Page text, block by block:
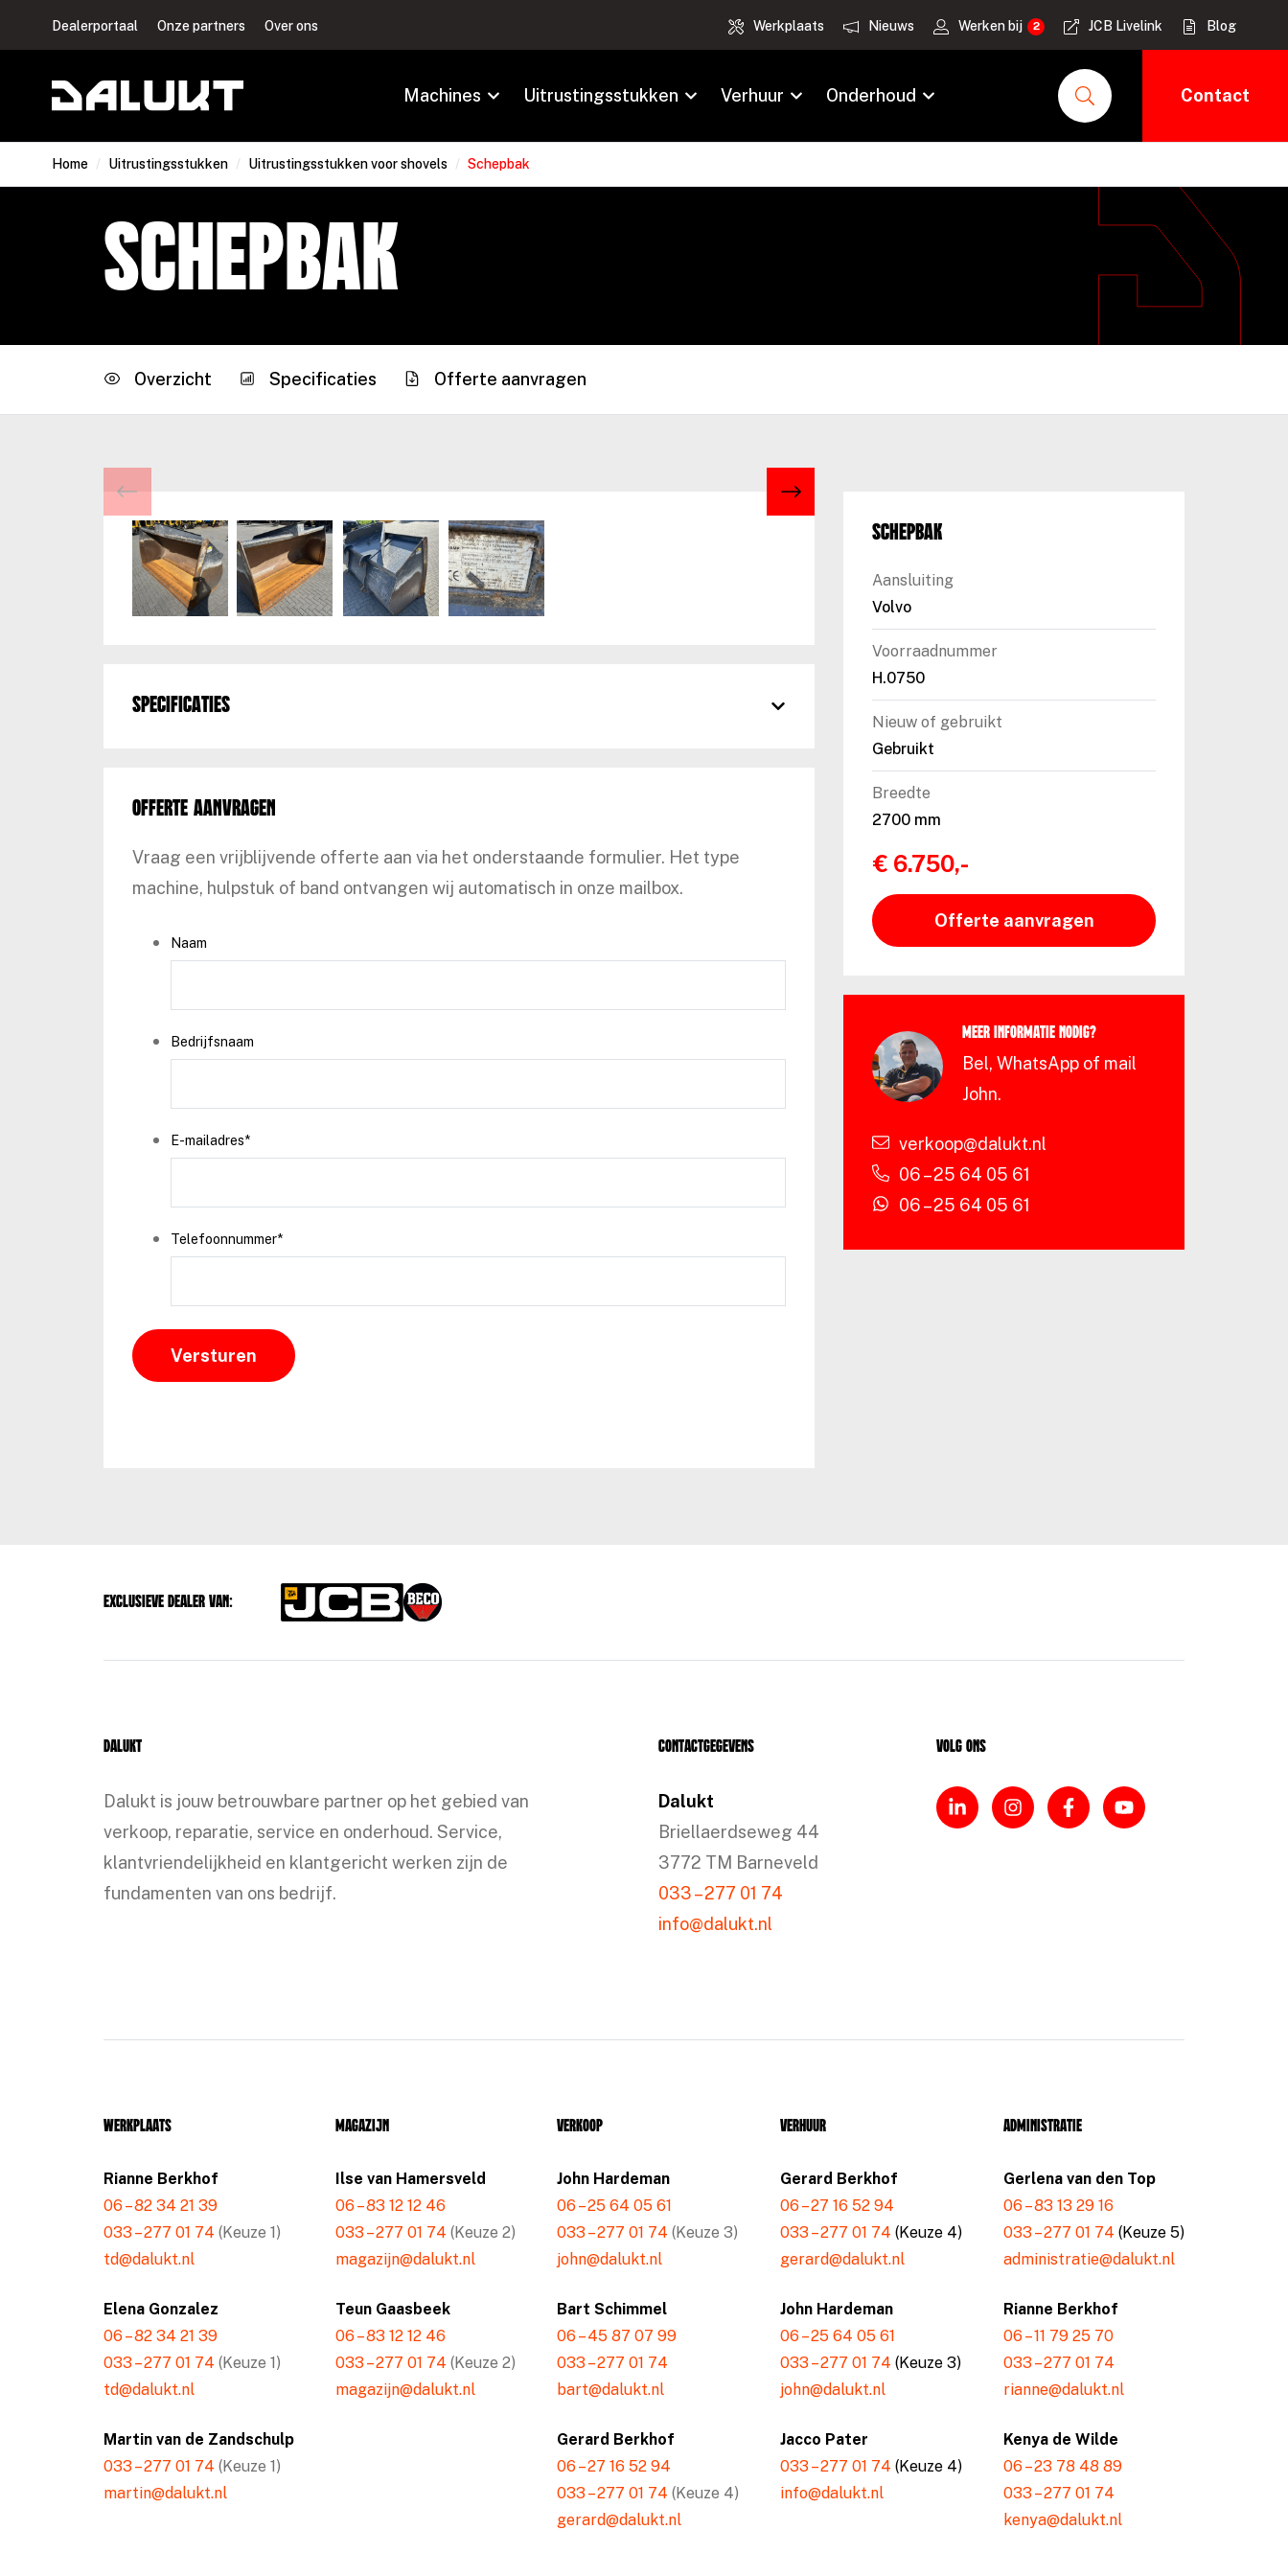
Dealerportaal Onze partners Over ons Werkplaats Nieuws Werken bij JCB Livelink Blog
Machines Uitrustingsstukken Verhuur Onderhoud Contact
Home / Uitrustingsstukken / Uitrustingsstukken voor shovels / Schepbak
Schepbak
Overzicht Specificaties Offerte aanvragen
Specificaties
Offerte aanvragen
Vraag een vrijblijvende offerte aan via het onderstaande formulier. Het type
machine, hulpstuk of band ontvangen wij automatisch in onze mailbox.
Naam
Bedrijfsnaam
E-mailadres*
Telefoonnummer*
Schepbak
Aansluiting
Volvo
Voorraadnummer
H.0750
Nieuw of gebruikt
Gebruikt
Breedte
2700 mm
€ 6.750,-
Offerte aanvragen
Meer informatie nodig?
Bel, WhatsApp of mail
John.
verkoop@dalukt.nl
06 – 25 64 05 61
06 – 25 64 05 61
Exclusieve dealer van:
Dalukt
Dalukt is jouw betrouwbare partner op het gebied van
verkoop, reparatie, service en onderhoud. Service,
klantvriendelijkheid en klantgericht werken zijn de
fundamenten van ons bedrijf.
Contactgegevens
Dalukt
Briellaerdseweg 44
3772 TM Barneveld
033 – 277 01 74
info@dalukt.nl
Volg ons
Werkplaats
Rianne Berkhof
06 – 82 34 21 39
033 – 277 01 74 (Keuze 1)
td@dalukt.nl
Elena Gonzalez
06 – 82 34 21 39
033 – 277 01 74 (Keuze 1)
td@dalukt.nl
Martin van de Zandschulp
033 – 277 01 74 (Keuze 1)
martin@dalukt.nl
Magazijn
Ilse van Hamersveld
06 – 83 12 12 46
033 – 277 01 74 (Keuze 2)
magazijn@dalukt.nl
Teun Gaasbeek
06 – 83 12 12 46
033 – 277 01 74 (Keuze 2)
magazijn@dalukt.nl
Verkoop
John Hardeman
06 – 25 64 05 61
033 – 277 01 74 (Keuze 3)
john@dalukt.nl
Bart Schimmel
06 – 45 87 07 99
033 – 277 01 74
bart@dalukt.nl
Gerard Berkhof
06 – 27 16 52 94
033 – 277 01 74 (Keuze 4)
gerard@dalukt.nl
Verhuur
Gerard Berkhof
06 – 27 16 52 94
033 – 277 01 74 (Keuze 4)
gerard@dalukt.nl
John Hardeman
06 – 25 64 05 61
033 – 277 01 74 (Keuze 3)
john@dalukt.nl
Jacco Pater
033 – 277 01 74 (Keuze 4)
info@dalukt.nl
Administratie
Gerlena van den Top
06 – 83 13 29 16
033 – 277 01 74 (Keuze 5)
administratie@dalukt.nl
Rianne Berkhof
06 – 11 79 25 70
033 – 277 01 74
rianne@dalukt.nl
Kenya de Wilde
06 – 23 78 48 89
033 – 277 01 74
kenya@dalukt.nl